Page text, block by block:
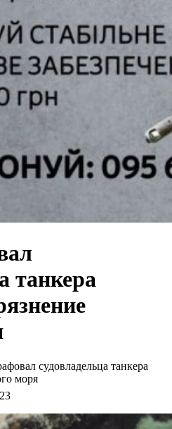
танкера
судовладельца танкера
моря